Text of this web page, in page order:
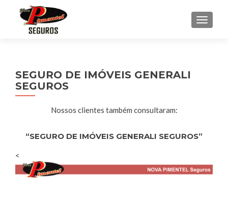
SEGURO DE IMÓVEIS GENERALI
SEGUROS
Nossos clientes também consultaram:
“SEGURO DE IMÓVEIS GENERALI SEGUROS”
<